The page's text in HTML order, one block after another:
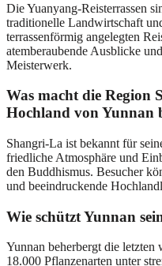
Die Yuanyang-Reisterrassen
traditionelle Landwirtschaft
terrassenförmig angelegten
atemberaubende Ausblicke
Meisterwerk.
Was macht die Region
Hochland von Yunnan
Shangri-La ist bekannt für
friedliche Atmosphäre und
den Buddhismus. Besucher
und beeindruckende
Wie schützt Yunnan
Yunnan beherbergt die
18.000 Pflanzenarten unter